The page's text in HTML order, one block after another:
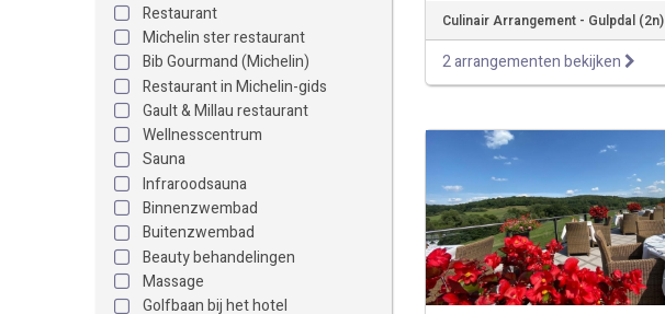
Restaurant
Michelin ster restaurant
Bib Gourmand (Michelin)
Restaurant in Michelin-gids
Gault & Millau restaurant
Wellnesscentrum
Sauna
Infraroodsauna
Binnenzwembad
Buitenzwembad
Beauty behandelingen
Massage
Golfbaan bij het hotel
Culinair Arrangement - Gulpdal (2n)
2 arrangementen bekijken